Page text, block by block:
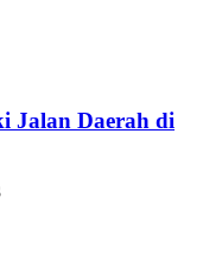
Jalan Daerah di